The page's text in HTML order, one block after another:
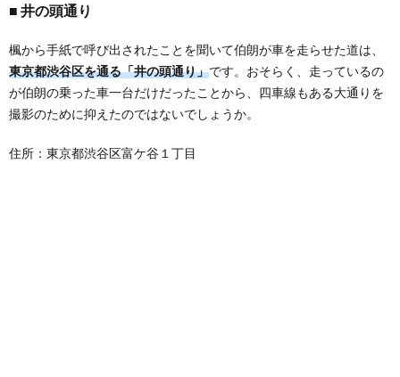
井の頭通り
楓から手紙で呼び出されたことを聞いて伯朗が車を走らせた道は、
東京都渋谷区を通る「井の頭通り」です。おそらく、走っているの
が伯朗の乗った車一台だけだったことから、四車線もある大通りを
撮影のために抑えたのではないでしょうか。
住所：東京都渋谷区富ケ谷１丁目